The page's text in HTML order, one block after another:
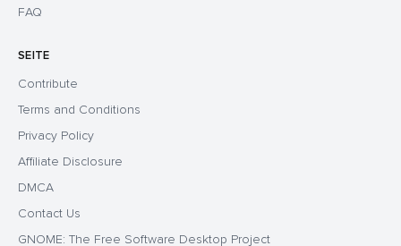
FAQ
SEITE
Contribute
Terms and Conditions
Privacy Policy
Affiliate Disclosure
DMCA
Contact Us
GNOME: The Free Software Desktop Project